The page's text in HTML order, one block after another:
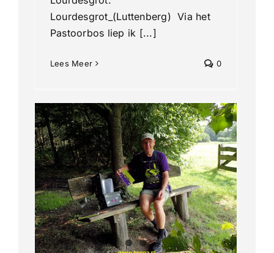
Lourdesgrot_(Luttenberg) Via het
Pastoorbos liep ik [...]
Lees Meer 0